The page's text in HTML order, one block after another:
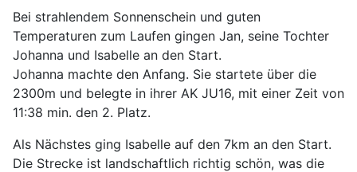
Bei strahlendem Sonnenschein und guten
Temperaturen zum Laufen gingen Jan, seine Tochter
Johanna und Isabelle an den Start.
Johanna machte den Anfang. Sie startete über die
2300m und belegte in ihrer AK JU16, mit einer Zeit von
11:38 min. den 2. Platz.
Als Nächstes ging Isabelle auf den 7km an den Start.
Die Strecke ist landschaftlich richtig schön, was die